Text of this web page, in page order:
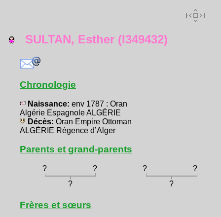
SULTAN, Esther (I349432)
Chronologie
Naissance: env 1787 : Oran
Algérie Espagnole ALGÉRIE
Décès: Oran Empire Ottoman
ALGÉRIE Régence d’Alger
Parents et grand-parents
? ? ?
?
?
?
Frères et sœurs